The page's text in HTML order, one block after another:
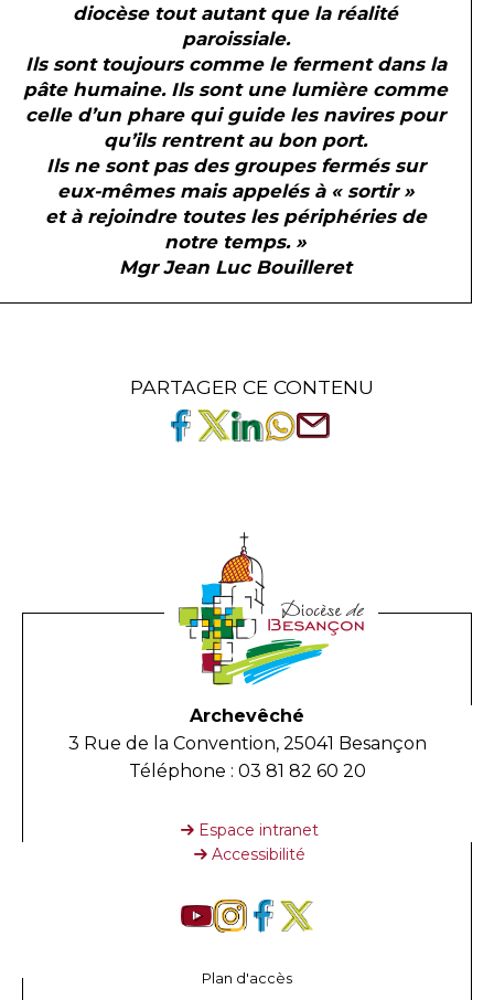
diocèse tout autant que la réalité
paroissiale.
Ils sont toujours comme le ferment dans la
pâte humaine. Ils sont une lumière comme
celle d’un phare qui guide les navires pour
qu’ils rentrent au bon port.
Ils ne sont pas des groupes fermés sur
eux-mêmes mais appelés à « sortir »
et à rejoindre toutes les périphéries de
notre temps. »
Mgr Jean Luc Bouilleret
PARTAGER CE CONTENU
Archevêché
3 Rue de la Convention, 25041 Besançon
Téléphone : 03 81 82 60 20
Espace intranet
Accessibilité
Plan d'accès